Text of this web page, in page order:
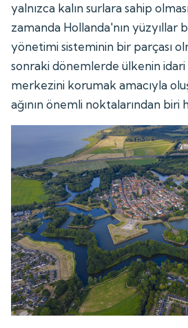
yalnızca kalın surlara sahip
zamanda Hollanda'nın yüzyıllar
yönetimi sisteminin bir parçası
sonraki dönemlerde ülkenin
merkezini korumak amacıyla
ağının önemli noktalarından biri